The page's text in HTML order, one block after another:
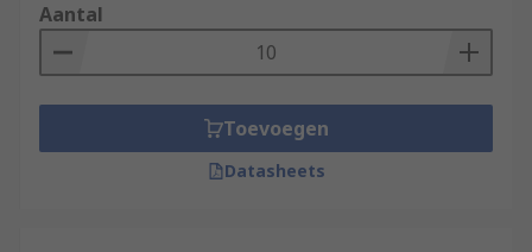
Aantal
Toevoegen
Datasheets